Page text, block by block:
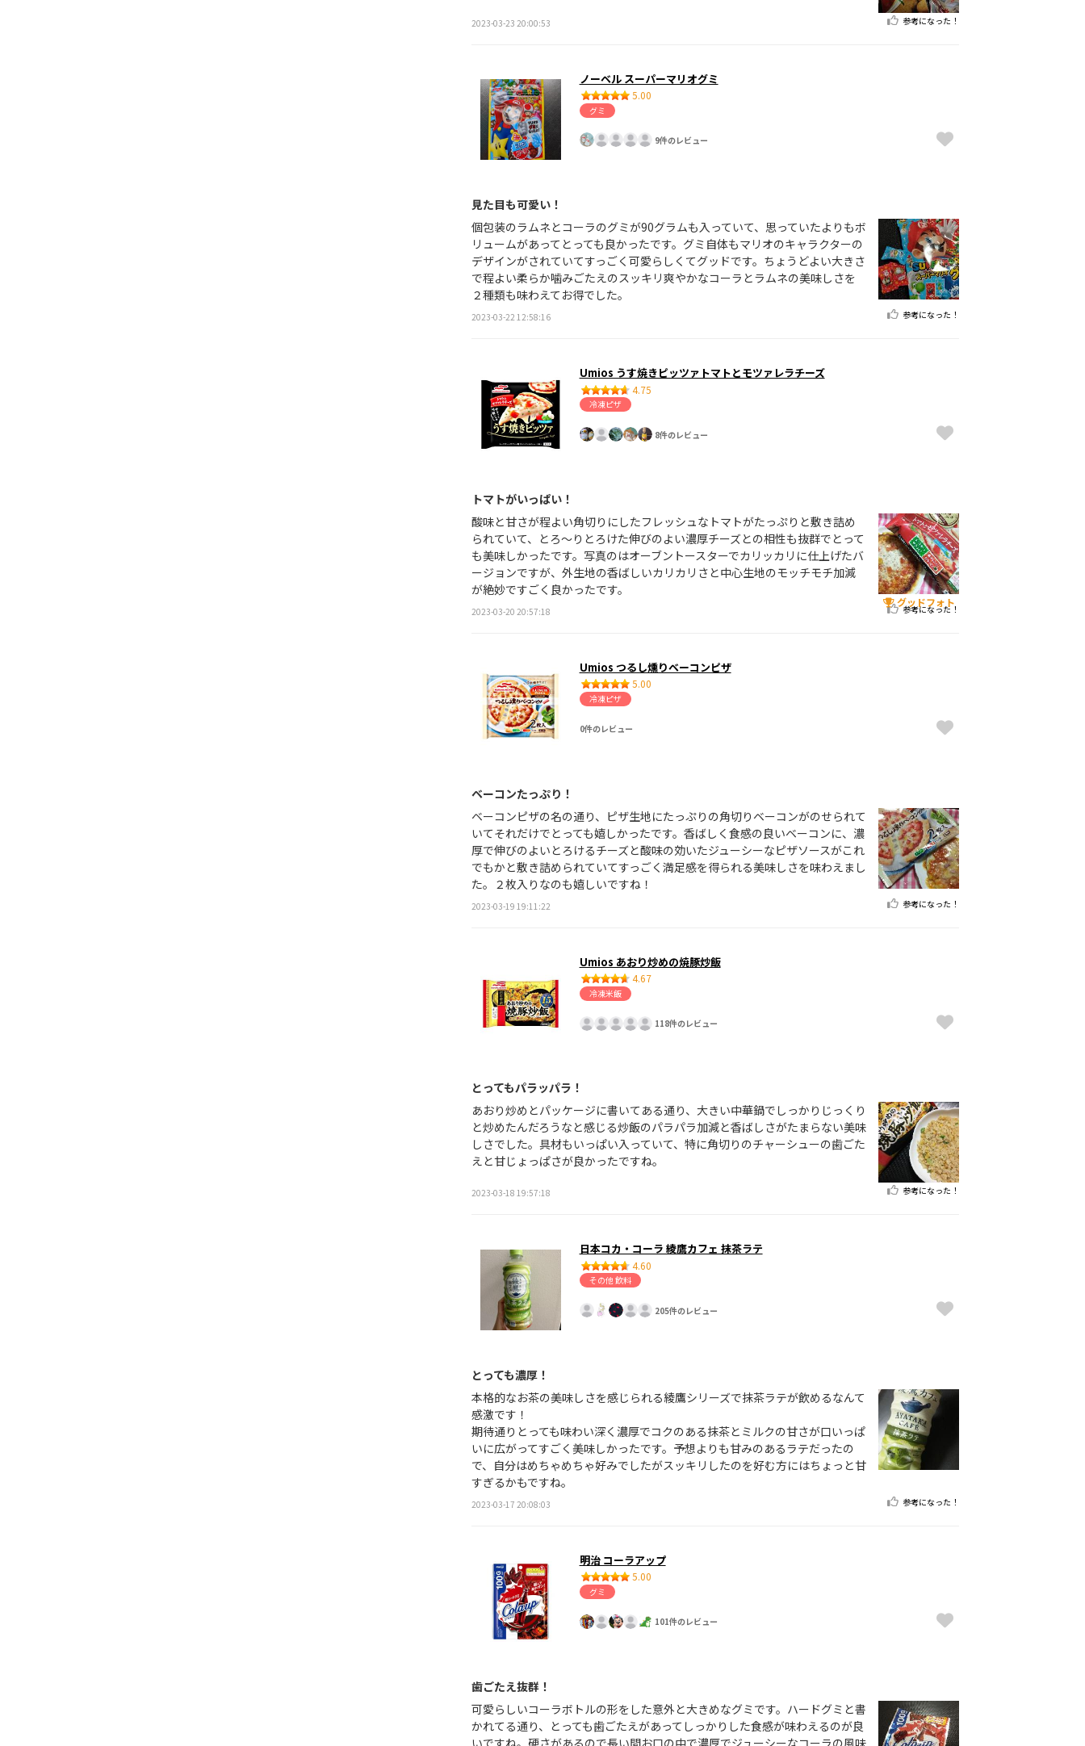
2023-03-23 20:00:53 参考になった！
ノーベル スーパーマリオグミ
5.00
グミ
9件のレビュー
見た目も可愛い！
個包装のラムネとコーラのグミが90グラムも入っていて、思っていたよりもボ
リュームがあってとっても良かったです。グミ自体もマリオのキャラクターの
デザインがされていてすっごく可愛らしくてグッドです。ちょうどよい大きさ
で程よい柔らか噛みごたえのスッキリ爽やかなコーラとラムネの美味しさを
２種類も味わえてお得でした。
2023-03-22 12:58:16 参考になった！
Umios うす焼きピッツァトマトとモツァレラチーズ
4.75
冷凍ピザ
8件のレビュー
トマトがいっぱい！
グッドフォト
酸味と甘さが程よい角切りにしたフレッシュなトマトがたっぷりと敷き詰め
られていて、とろ～りとろけた伸びのよい濃厚チーズとの相性も抜群でとって
も美味しかったです。写真のはオーブントースターでカリッカリに仕上げたバ
ージョンですが、外生地の香ばしいカリカリさと中心生地のモッチモチ加減
が絶妙ですごく良かったです。
2023-03-20 20:57:18 参考になった！
Umios つるし燻りベーコンピザ
5.00
冷凍ピザ
0件のレビュー
ベーコンたっぷり！
ベーコンピザの名の通り、ピザ生地にたっぷりの角切りベーコンがのせられて
いてそれだけでとっても嬉しかったです。香ばしく食感の良いベーコンに、濃
厚で伸びのよいとろけるチーズと酸味の効いたジューシーなピザソースがこれ
でもかと敷き詰められていてすっごく満足感を得られる美味しさを味わえまし
た。２枚入りなのも嬉しいですね！
2023-03-19 19:11:22 参考になった！
Umios あおり炒めの焼豚炒飯
4.67
冷凍米飯
118件のレビュー
とってもパラッパラ！
あおり炒めとパッケージに書いてある通り、大きい中華鍋でしっかりじっくり
と炒めたんだろうなと感じる炒飯のパラパラ加減と香ばしさがたまらない美味
しさでした。具材もいっぱい入っていて、特に角切りのチャーシューの歯ごた
えと甘じょっぱさが良かったですね。
2023-03-18 19:57:18 参考になった！
日本コカ・コーラ 綾鷹カフェ 抹茶ラテ
4.60
その他 飲料
205件のレビュー
とっても濃厚！
本格的なお茶の美味しさを感じられる綾鷹シリーズで抹茶ラテが飲めるなんて
感激です！
期待通りとっても味わい深く濃厚でコクのある抹茶とミルクの甘さが口いっぱ
いに広がってすごく美味しかったです。予想よりも甘みのあるラテだったの
で、自分はめちゃめちゃ好みでしたがスッキリしたのを好む方にはちょっと甘
すぎるかもですね。
2023-03-17 20:08:03 参考になった！
明治 コーラアップ
5.00
グミ
101件のレビュー
歯ごたえ抜群！
可愛らしいコーラボトルの形をした意外と大きめなグミです。ハードグミと書
かれてる通り、とっても歯ごたえがあってしっかりした食感が味わえるのが良
いですね。硬さがあるので長い間お口の中で濃厚でジューシーなコーラの風味